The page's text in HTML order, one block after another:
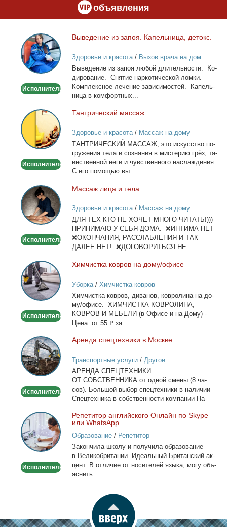
объявления
Выведение
из
запоя.
Капельница,
Исполнитель
Вы­ве­де­ние из за­поя. Ка­пель­ни­ца, де­токс.
Здоровье и красота/ Вызов врача на дом
Вы­ве­де­ние из за­поя лю­бой дли­тель­но­сти. Ко­
ди­ро­ва­ние. Сня­тие нар­ко­ти­че­ской лом­ки.
Ком­плекс­ное ле­че­ние за­ви­си­мо­стей. Ка­пель­
ни­ца в ком­форт­ных...
Тантрический
массаж
Исполнитель
Тан­три­че­ский мас­саж
Здоровье и красота/ Массаж на дому
ТАНТРИЧЕСКИЙ МАССАЖ, это ис­кус­ство по­
гру­же­ния те­ла и со­зна­ния в ми­сте­рию грёз, та­
ин­ствен­ной неги и чув­ствен­но­го на­сла­жде­ния.
С его по­мо­щью вы...
Массаж
лица
и
тела
Исполнитель
Мас­саж ли­ца и те­ла
Здоровье и красота/ Массаж на дому
ДЛЯ ТЕХ КТО НЕ ХОЧЕТ МНОГО ЧИТАТЬ!)))
ПРИНИМАЮ У СЕБЯ ДОМА. ❌ИНТИМА НЕТ
❌ОКОНЧАНИЯ, РАССЛАБЛЕНИЯ И ТАК
ДАЛЕЕ НЕТ! ❌ДОГОВОРИТЬСЯ НЕ...
Химчистка
ковров
на
дому/
Исполнитель
Хим­чист­ка ков­ров на до­му/офи­се
Уборка/ Химчистка ковров
Хим­чист­ка ков­ров, ди­ва­нов, ков­ро­ли­на на до­
му/офи­се. ХИМЧИСТКА КОВРОЛИНА,
КОВРОВ И МЕБЕЛИ (в Офи­се и на До­му) -
Це­на: от 55 ₽ за...
Аренда
спецтехники
в
Москве
Исполнитель
Арен­да спец­тех­ни­ки в Москве
Транспортные услуги/ Другое
АРЕНДА СПЕЦТЕХНИКИ
ОТ СОБСТВЕННИКА от од­ной сме­ны (8 ча­
сов). Боль­шой вы­бор спец­тех­ни­ки в на­ли­чии
Спец­тех­ни­ка в соб­ствен­но­сти ком­па­нии На­
Репетитор
английского
Онлайн
по
или
Исполнитель
Ре­пе­ти­тор ан­глий­ско­го Он­лайн по Skype
или WhatsApp
Образование/ Репетитор
За­кон­чи­ла шко­лу и по­лу­чи­ла об­ра­зо­ва­ние
в Ве­ли­ко­бри­та­нии. Иде­аль­ный Бри­тан­ский ак­
цент. В от­ли­чие от но­си­те­лей язы­ка, мо­гу объ­
яс­нить...